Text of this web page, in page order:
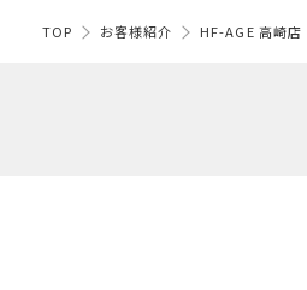
TOP お客様紹介 HF-AGE 高崎店